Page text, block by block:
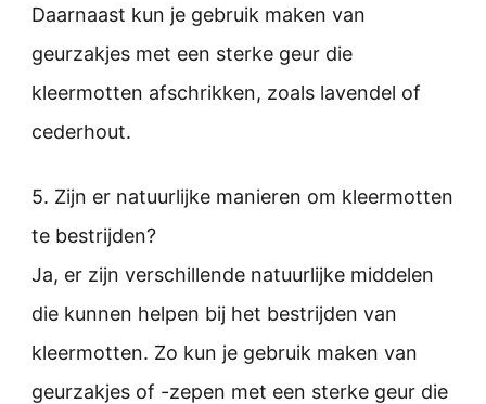
Daarnaast kun je gebruik maken van
geurzakjes met een sterke geur die
kleermotten afschrikken, zoals lavendel of
cederhout.
5. Zijn er natuurlijke manieren om kleermotten
te bestrijden?
Ja, er zijn verschillende natuurlijke middelen
die kunnen helpen bij het bestrijden van
kleermotten. Zo kun je gebruik maken van
geurzakjes of -zepen met een sterke geur die